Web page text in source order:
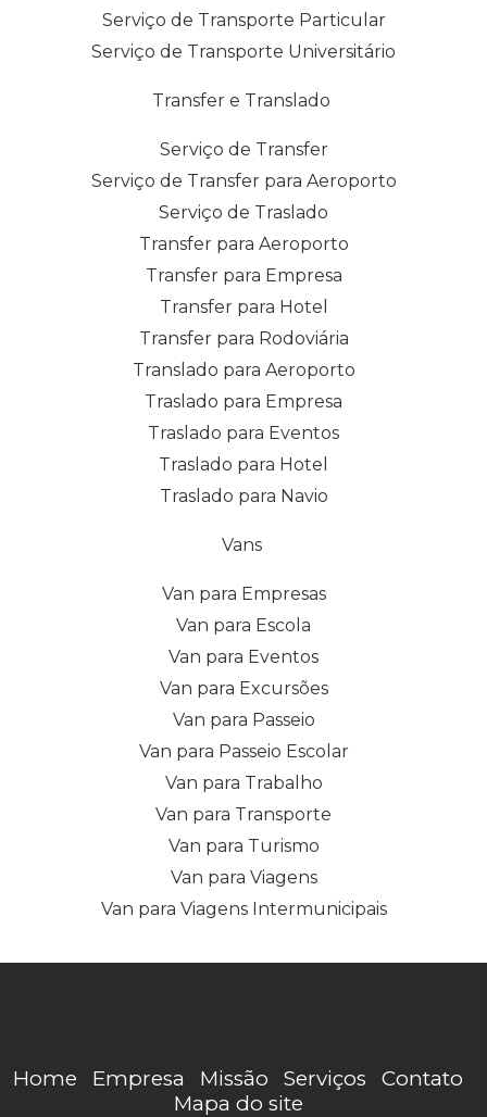
Serviço de Transporte Particular
Serviço de Transporte Universitário
Transfer e Translado
Serviço de Transfer
Serviço de Transfer para Aeroporto
Serviço de Traslado
Transfer para Aeroporto
Transfer para Empresa
Transfer para Hotel
Transfer para Rodoviária
Translado para Aeroporto
Traslado para Empresa
Traslado para Eventos
Traslado para Hotel
Traslado para Navio
Vans
Van para Empresas
Van para Escola
Van para Eventos
Van para Excursões
Van para Passeio
Van para Passeio Escolar
Van para Trabalho
Van para Transporte
Van para Turismo
Van para Viagens
Van para Viagens Intermunicipais
Home Empresa Missão Serviços
Contato
Mapa do site